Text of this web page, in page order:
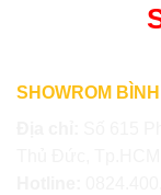
SHOWROM